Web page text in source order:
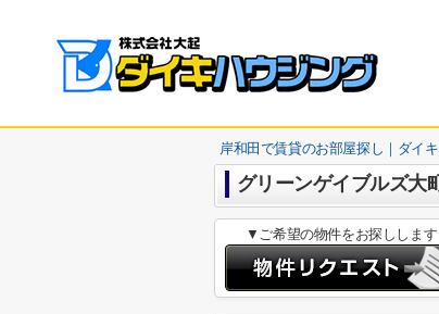
岸和田で賃貸のお部屋探し｜ダイ
グリーンゲイブルズ大町
▼ご希望の物件をお探しします